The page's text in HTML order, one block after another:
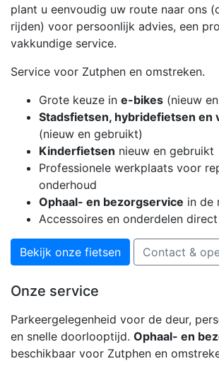
plant u eenvoudig uw route naar ons
rijden) voor persoonlijk advies, een
vakkundige service.
Service voor Zutphen en omstreken.
Grote keuze in e-bikes (nieuw
Stadsfietsen, hybridefietsen en
(nieuw en gebruikt)
Kinderfietsen nieuw en gebruikt
Professionele werkplaats voor
onderhoud
Ophaal- en bezorgservice in de
Accessoires en onderdelen
Bekijk onze fietsen Contact &
Onze service
Parkeergelegenheid voor de deur,
en snelle doorlooptijd. Ophaal- en
beschikbaar voor Zutphen en